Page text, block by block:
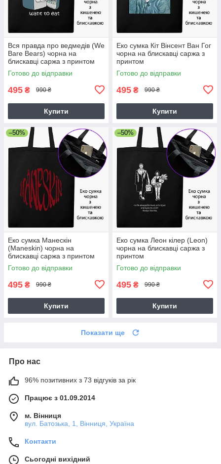
Вся правда про ведмедів (We
Bare Bears) чорна на
блискавці саржа з принтом
Готово до відправки
495 ₴ 990 ₴
Купити
Еко сумка Кіт Вінсент Ван Гог
чорна на блискавці саржа з
принтом
Готово до відправки
495 ₴ 990 ₴
Купити
–50%
Еко сумка Манескін
(Maneskin) чорна на
блискавці саржа з принтом
Готово до відправки
495 ₴ 990 ₴
Купити
–50%
Еко сумка Леон кілер (Leon)
чорна на блискавці саржа з
принтом
Готово до відправки
495 ₴ 990 ₴
Купити
Показати ще
Про нас
96% позитивних з 73 відгуків за рік
Працює з 01.09.2014
м. Вінниця
вул. Батозька, 1, Вінниця, Україна
Контакти
Сьогодні вихідний